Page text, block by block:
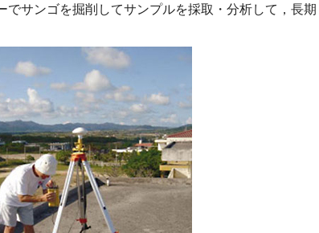
でサンゴを掘削してサンプルを採取・分析して，長期